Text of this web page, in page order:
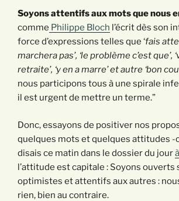
Soyons attentifs aux mots que nous
comme Philippe Bloch l’écrit dès son
force d’expressions telles que ‘fais
marchera pas’, ‘le problème c’est que’,
retraite’, ‘y en a marre’ et autre ‘bon
nous participons tous à une spirale
il est urgent de mettre un terme.”
Donc, essayons de positiver nos
quelques mots et quelques attitudes -
disais ce matin dans le dossier du jour
l’attitude est capitale : Soyons ouverts
optimistes et attentifs aux autres :
rien, bien au contraire.